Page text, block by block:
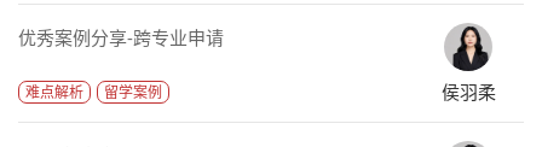
优秀案例分享-跨专业申请
难点解析 留学案例 侯羽柔